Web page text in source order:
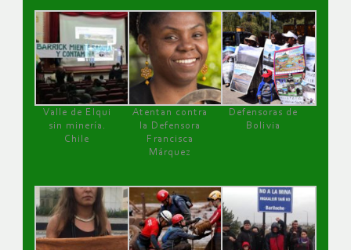
Valle de Elqui
sin minería.
Chile
Atentan contra
la Defensora
Francisca
Márquez
Defensoras de
Bolivia